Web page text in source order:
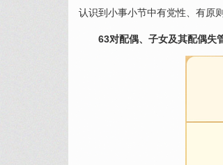
认识到小事小节中有党性、有原
63对配偶、子女及其配偶失